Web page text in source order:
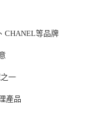
CHANEL等品牌
一
產品